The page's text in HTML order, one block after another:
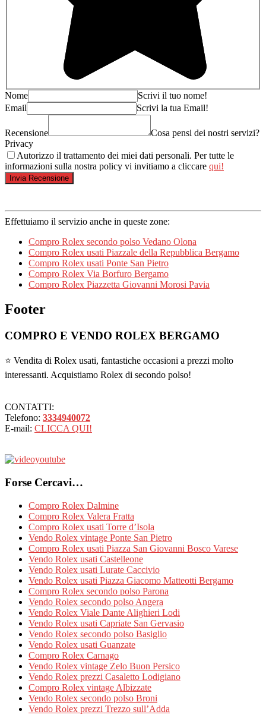
Nome
Scrivi il tuo nome!
Email
Scrivi la tua Email!
Recensione
Cosa pensi dei nostri servizi?
Privacy
Autorizzo il trattamento dei miei dati personali. Per tutte le
informazioni sulla nostra policy vi invitiamo a cliccare qui!
Effettuiamo il servizio anche in queste zone:
Compro Rolex secondo polso Vedano Olona
Compro Rolex usati Piazzale della Repubblica Bergamo
Compro Rolex usati Ponte San Pietro
Compro Rolex Via Borfuro Bergamo
Compro Rolex Piazzetta Giovanni Morosi Pavia
Footer
COMPRO E VENDO ROLEX BERGAMO
⭐ Vendita di Rolex usati, fantastiche occasioni a prezzi molto
interessanti. Acquistiamo Rolex di secondo polso!
CONTATTI:
Telefono: 3334940072
E-mail: CLICCA QUI!
Forse Cercavi…
Compro Rolex Dalmine
Compro Rolex Valera Fratta
Compro Rolex usati Torre d’Isola
Vendo Rolex vintage Ponte San Pietro
Compro Rolex usati Piazza San Giovanni Bosco Varese
Vendo Rolex usati Castelleone
Vendo Rolex usati Lurate Caccivio
Vendo Rolex usati Piazza Giacomo Matteotti Bergamo
Compro Rolex secondo polso Parona
Vendo Rolex secondo polso Angera
Vendo Rolex Viale Dante Alighieri Lodi
Vendo Rolex usati Capriate San Gervasio
Vendo Rolex secondo polso Basiglio
Vendo Rolex usati Guanzate
Compro Rolex Carnago
Vendo Rolex vintage Zelo Buon Persico
Vendo Rolex prezzi Casaletto Lodigiano
Compro Rolex vintage Albizzate
Vendo Rolex secondo polso Broni
Vendo Rolex prezzi Trezzo sull’Adda